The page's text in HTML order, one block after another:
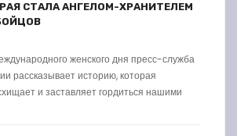
СТАЛА АНГЕЛОМ-ХРАНИТЕЛЕМ
женского дня пресс-служба
рассказывает историю, которая
и заставляет гордиться нашими